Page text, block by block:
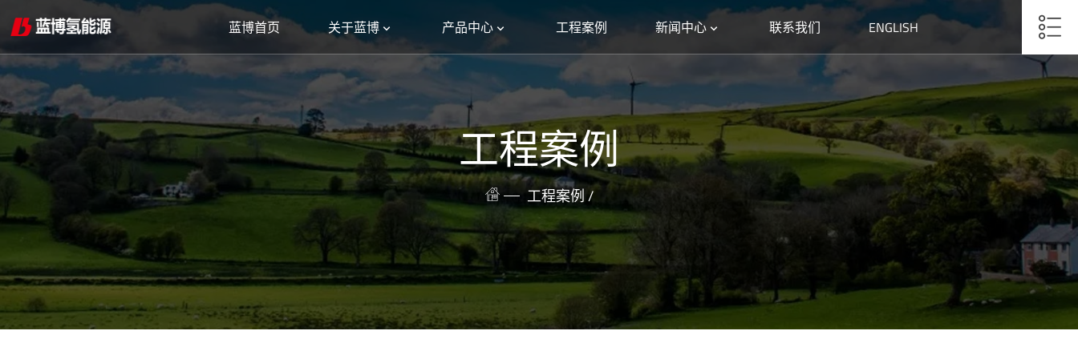
蓝博首页 关于蓝博 产品中心 工程案例 新闻中心 联系我们 ENGLISH
工程案例
工程案例 /